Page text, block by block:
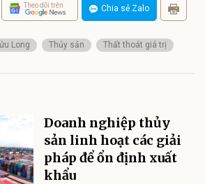
Theo dõi trên Chia sẻ Zalo
Long Thủy sản Thất thoát giá trị
Doanh nghiệp thủy
sản linh hoạt các giải
pháp để ổn định xuất
khẩu